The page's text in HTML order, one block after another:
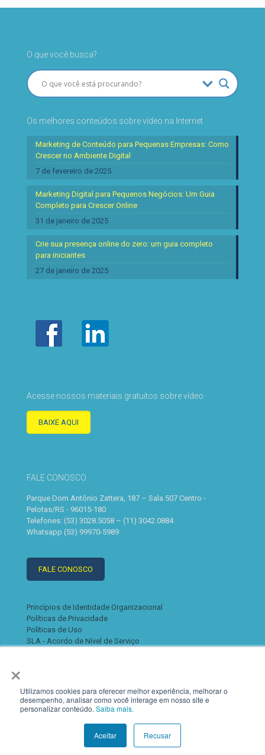
×
Utilizamos cookies para oferecer melhor experiência, melhorar o
desempenho, analisar como você interage em nosso site e
personalizar conteúdo. Saiba mais.
Aceitar Recusar
O que você busca?
Os melhores conteúdos sobre vídeo na Internet
Marketing de Conteúdo para Pequenas Empresas: Como
Crescer no Ambiente Digital
7 de fevereiro de 2025
Marketing Digital para Pequenos Negócios: Um Guia
Completo para Crescer Online
31 de janeiro de 2025
Crie sua presença online do zero: um guia completo
para iniciantes
27 de janeiro de 2025
Acesse nossos materiais gratuitos sobre vídeo
BAIXE AQUI
FALE CONOSCO
Parque Dom Antônio Zattera, 187 – Sala 507 Centro -
Pelotas/RS - 96015-180
Telefones: (53) 3028.5058 – (11) 3042.0884
Whatsapp (53) 99970-5989
FALE CONOSCO
Princípios de Identidade Organizacional
Políticas de Privacidade
Políticas de Uso
SLA - Acordo de Nível de Serviço